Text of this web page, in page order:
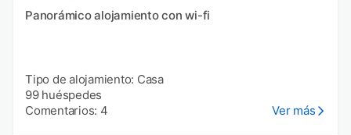
Panorámico alojamiento con wi-fi
Tipo de alojamiento: Casa
99 huéspedes
Comentarios: 4
Ver más